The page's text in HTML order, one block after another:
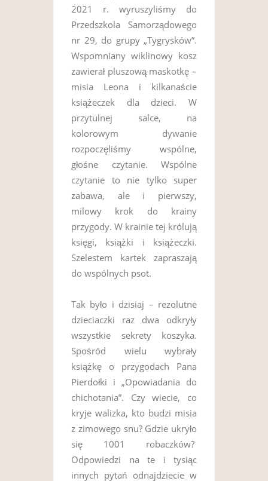
2021 r. wyruszyliśmy do
Przedszkola Samorządowego
nr 29, do grupy „Tygrysków”.
Wspomniany wiklinowy kosz
zawierał pluszową maskotkę –
misia Leona i kilkanaście
książeczek dla dzieci. W
przytulnej salce, na
kolorowym dywanie
rozpoczęliśmy wspólne,
głośne czytanie. Wspólne
czytanie to nie tylko super
zabawa, ale i pierwszy,
milowy krok do krainy
przygody. W krainie tej królują
księgi, książki i książeczki.
Szelestem kartek zapraszają
do wspólnych psot.
Tak było i dzisiaj – rezolutne
dzieciaczki raz dwa odkryły
wszystkie sekrety koszyka.
Spośród wielu wybrały
książkę o przygodach Pana
Pierdołki i „Opowiadania do
chichotania”. Czy wiecie, co
kryje walizka, kto budzi misia
z zimowego snu? Gdzie ukryło
się 1001 robaczków?
Odpowiedzi na te i tysiąc
innych pytań odnajdziecie w